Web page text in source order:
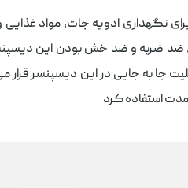
نگهداری ادویه جات، مواد غذایی
ضد ضربه و ضد خش بودن این
استفاده کرد